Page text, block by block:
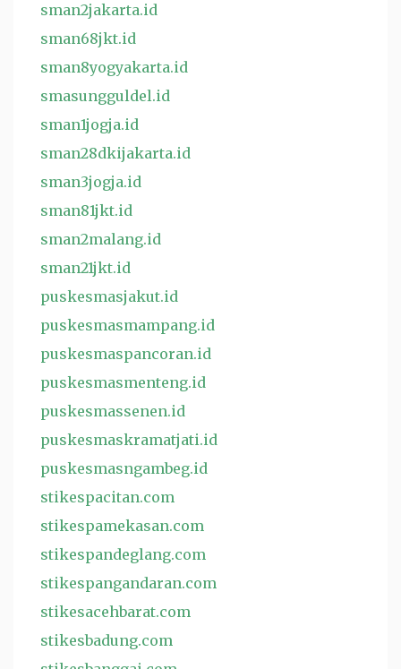
sman2jakarta.id
sman68jkt.id
sman8yogyakarta.id
smasungguldel.id
sman1jogja.id
sman28dkijakarta.id
sman3jogja.id
sman81jkt.id
sman2malang.id
sman21jkt.id
puskesmasjakut.id
puskesmasmampang.id
puskesmaspancoran.id
puskesmasmenteng.id
puskesmassenen.id
puskesmaskramatjati.id
puskesmasngambeg.id
stikespacitan.com
stikespamekasan.com
stikespandeglang.com
stikespangandaran.com
stikesacehbarat.com
stikesbadung.com